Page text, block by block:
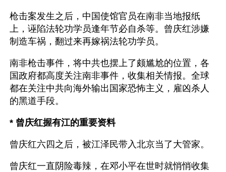
枪击案发生之后，中国使馆官员在南非当地报纸
上，诬陷法轮功学员逢年节必自杀等。曾庆红涉嫌
制造车祸，翻过来再嫁祸法轮功学员。
南非枪击事件，将中共也摆上了颇尴尬的位置，各
国政府都高度关注南非事件，收集相关情报。全球
都在关注中共向海外输出国家恐怖主义，雇凶杀人
的黑道手段。
* 曾庆红握有江的重要资料
曾庆红六四之后，被江泽民带入北京当了大管家。
曾庆红一直阴险毒辣，在邓小平在世时就悄悄收集